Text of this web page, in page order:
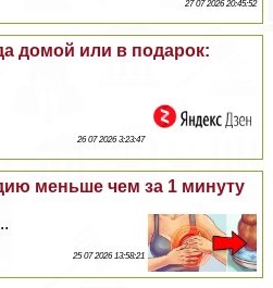
27 07 2026 20:45:52
домой или в подарок:
26 07 2026 3:23:47
меньше чем за 1 минуту
25 07 2026 13:58:21